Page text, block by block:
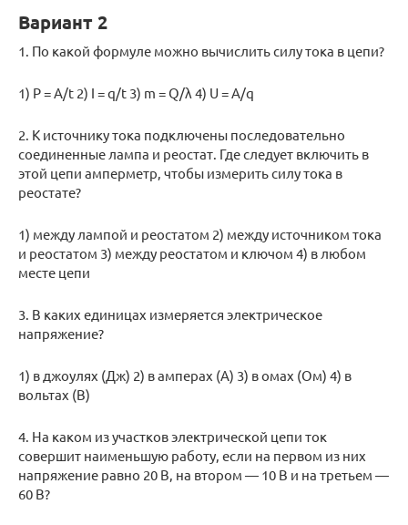
Вариант 2
1. По какой формуле можно вычислить силу тока в цепи?
1) P = A/t 2) I = q/t 3) m = Q/λ 4) U = A/q
2. К источнику тока подключены последовательно
соединенные лампа и реостат. Где следует включить в
этой цепи амперметр, чтобы измерить силу тока в
реостате?
1) между лампой и реостатом 2) между источником тока
и реостатом 3) между реостатом и ключом 4) в любом
месте цепи
3. В каких единицах измеряется электрическое
напряжение?
1) в джоулях (Дж) 2) в амперах (А) 3) в омах (Ом) 4) в
вольтах (В)
4. На каком из участков электрической цепи ток
совершит наименьшую работу, если на первом из них
напряжение равно 20 В, на втором — 10 В и на третьем —
60 В?